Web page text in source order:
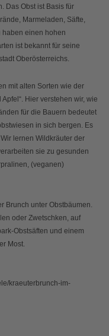
Das Obst ist Basis für
Marmeladen, Säfte,
haben einen hohen
ist bekannt für seine
Oberösterreichs.
mit alten Sorten wie der
Hier verstehen wir, wie
für die Bauern bedeutet
in sich bergen. Es
lernen Wildkräuter der
sie zu gesunden
(veganen)
Brunch unter Obstbäumen.
oder Zwetschken, auf
Obstsäften und einem
Most.
kraeuterbrunch-im-